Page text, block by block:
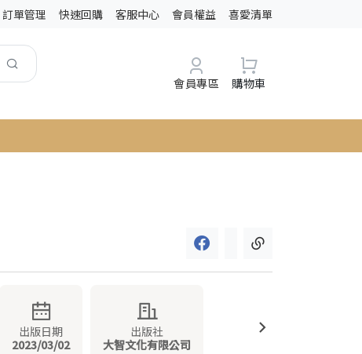
訂單管理 快速回購 客服中心 會員權益 喜愛清單
會員專區 購物車
出版日期
2023/03/02
出版社
大智文化有限公司